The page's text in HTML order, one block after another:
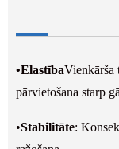
•ElastībaVienkārša
pārvietošana starp
•Stabilitāte: